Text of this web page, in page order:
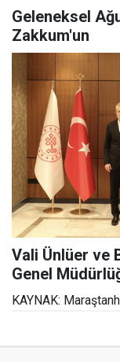
Geleneksel
Zakkum'un
Vali Ünlüer ve
Genel
KAYNAK: